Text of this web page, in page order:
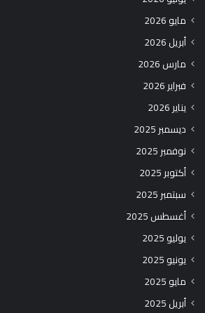
مايو 2026
أبريل 2026
مارس 2026
فبراير 2026
يناير 2026
ديسمبر 2025
نوفمبر 2025
أكتوبر 2025
سبتمبر 2025
أغسطس 2025
يوليو 2025
يونيو 2025
مايو 2025
أبريل 2025